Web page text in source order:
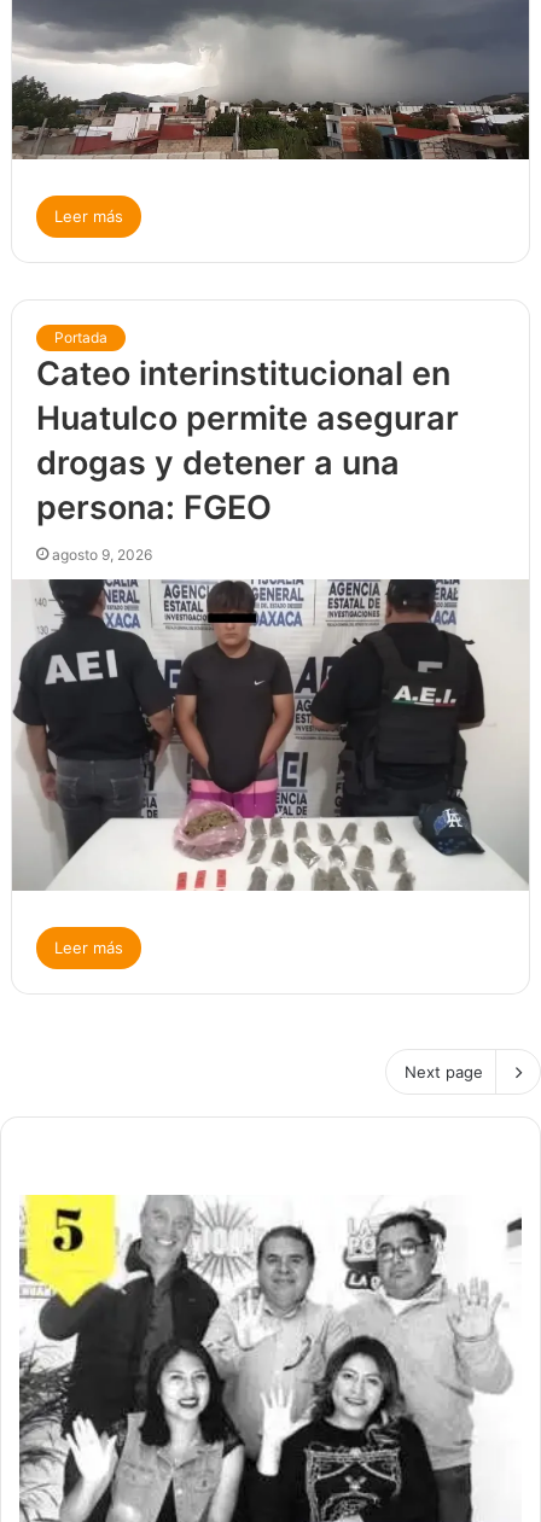
Leer más
Portada
Cateo interinstitucional en
Huatulco permite asegurar
drogas y detener a una
persona: FGEO
agosto 9, 2026
Leer más
Next page